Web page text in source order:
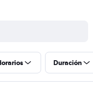
Duración